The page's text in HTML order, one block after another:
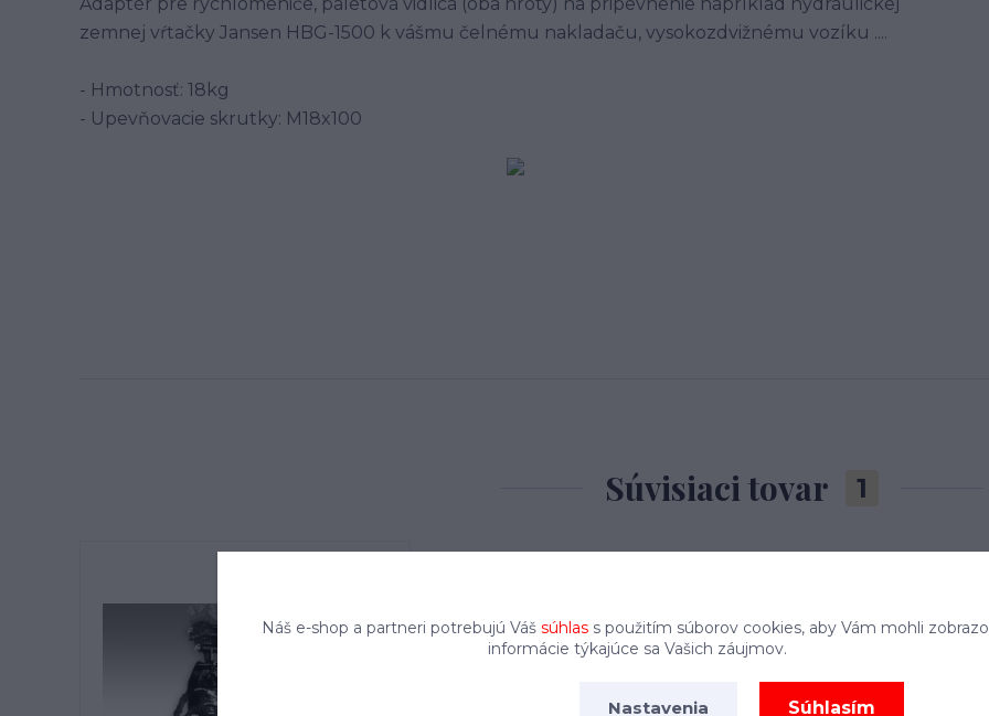
zemnej vŕtačky Jansen HBG-1500 k vášmu čelnému nakladaču, vysokozdvižnému vozíku ....
- Hmotnosť: 18kg
- Upevňovacie skrutky: M18x100
Súvisiaci tovar 1
Náš e-shop a partneri potrebujú Váš súhlass použitím súborov cookies, aby Vám mohli
informácie týkajúce sa Vašich záujmov.
Nastavenia Súhlasím